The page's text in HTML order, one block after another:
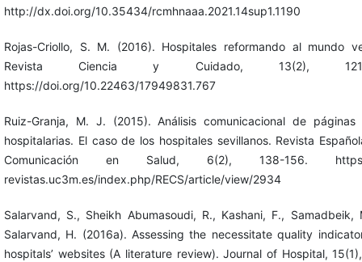
http://dx.doi.org/10.35434/rcmhnaaa.2021.14sup1.1190
Rojas-Criollo, S. M. (2016). Hospitales reformando al mundo
Revista Ciencia y Cuidado, 13(2), 121-
https://doi.org/10.22463/17949831.767
Ruiz-Granja, M. J. (2015). Análisis comunicacional de páginas
hospitalarias. El caso de los hospitales sevillanos. Revista
Comunicación en Salud, 6(2), 138-156.
revistas.uc3m.es/index.php/RECS/article/view/2934
Salarvand, S., Sheikh Abumasoudi, R., Kashani, F., Samadbeik,
Salarvand, H. (2016a). Assessing the necessitate quality
hospitals’ websites (A literature review). Journal of Hospital,